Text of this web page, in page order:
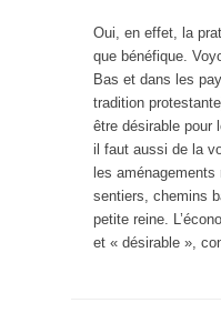
Oui, en effet, la
que bénéfique.
Bas et dans les
tradition
être désirable pour
il faut aussi de la
les
sentiers, chemins
petite reine.
et « désirable »,